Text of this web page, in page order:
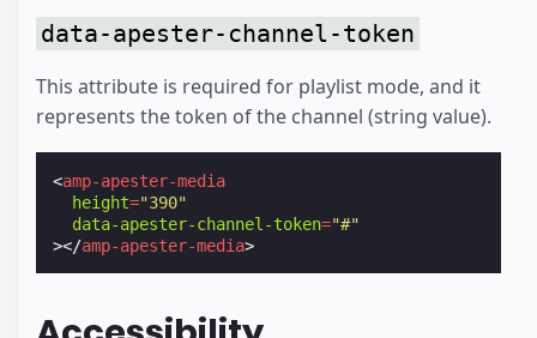
data-apester-channel-token
This attribute is required for playlist mode, and it
represents the token of the channel (string value).
<amp-apester-media
height="390"
data-apester-channel-token="#"
></amp-apester-media>